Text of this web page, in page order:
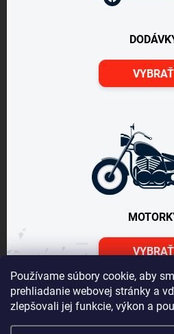
Používame súbory cookie, aby
prehliadanie webovej stránky a
zlepšovali jej funkcie, výkon a
VYBRAŤ
VYBRAŤ